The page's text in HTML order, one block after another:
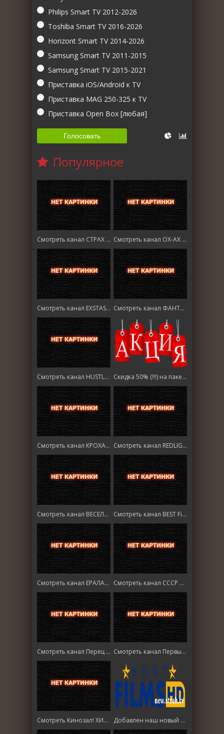
Philips Smart TV 2012-2026
Toshiba Smart TV 2016-2026
Horizont Smart TV 2014-2026
Samsung Smart TV 2011-2015
Samsung Smart TV 2015-2021
Приставка iOS/Android к TV
Приставка MAG 250-325 к TV
Приставка Open Box [любая]
Голосовать
Популярное
Смотреть канал СТРАХ HD онлайн Смотреть канал ОХ-АХ HD (18+) онлайн
Смотреть канал EXSTASY HD (18+) онлайн Смотреть канал ФАНТАСТИКА HD онлайн
Смотреть канал HUSTLER HD (18+) онлайн Скидка 50% (!!!) на пакеты
Смотреть канал КРОХА ТВ онлайн Смотреть канал REDLIGHT HD (18+) онлайн
Смотреть канал ВЕСЕЛАЯ КАРУСЕЛЬ HD Смотреть канал BEST Films HD онлайн
Смотреть канал ЕРАЛАШ HD онлайн Смотреть канал СССР Фильмы онлайн
Смотреть канал Перец International онлайн Смотреть канал Первый космический HD онлайн
Смотреть Кинозал! ХИТ HD онлайн Добавлен наш новый канал "BEST Films HD"